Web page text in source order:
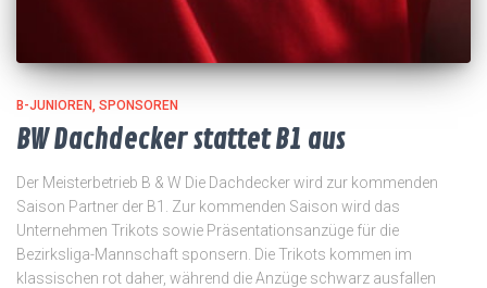
B-JUNIOREN SPONSOREN
BW Dachdecker stattet B1 aus
Der Meisterbetrieb B & W Die Dachdecker wird zur kommenden
Saison Partner der B1. Zur kommenden Saison wird das
Unternehmen Trikots sowie Präsentationsanzüge für die
Bezirksliga-Mannschaft sponsern. Die Trikots kommen im
klassischen rot daher, während die Anzüge schwarz ausfallen